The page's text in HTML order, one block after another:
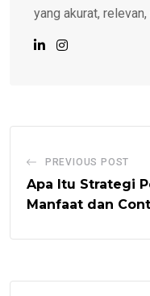
yang akurat,
PREVIOUS POST
Apa Itu Strategi
Manfaat dan